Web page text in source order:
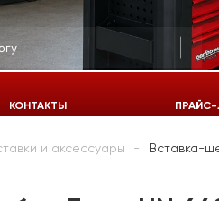
КОНТАКТЫ
и аксессуары Вставка-